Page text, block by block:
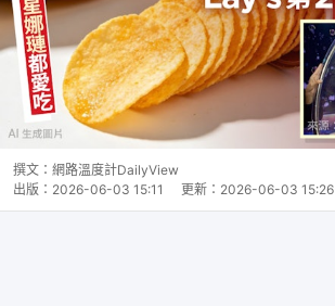
撰文： 網路溫度計DailyView
出版： 2026-06-03 15:11 更新： 2026-06-03 15:26